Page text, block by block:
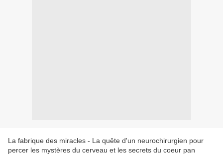
La fabrique des miracles - La quête d'un neurochirurgien pour
percer les mystères du cerveau et les secrets du coeur pan